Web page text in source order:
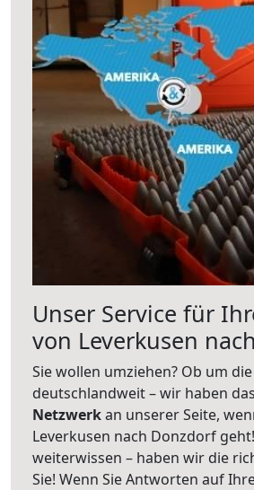
Unser Service für
von Leverkusen
Sie wollen umziehen? Ob um
deutschlandweit – wir haben das
Netzwerkan unserer Seite,
Leverkusen nach Donzdorf
weiterwissen – haben wir die
Sie! Wenn Sie Antworten auf